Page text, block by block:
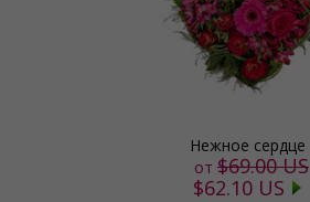
Нежное сердце
от $69.00 US
$62.10 US